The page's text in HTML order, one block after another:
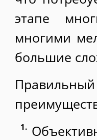
этапе
многими
большие